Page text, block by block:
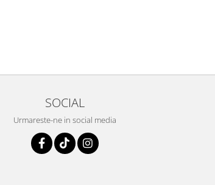
SOCIAL
Urmareste-ne in social media